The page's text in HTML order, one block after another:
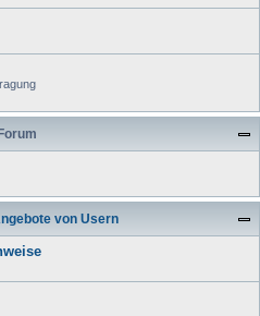
von Usern